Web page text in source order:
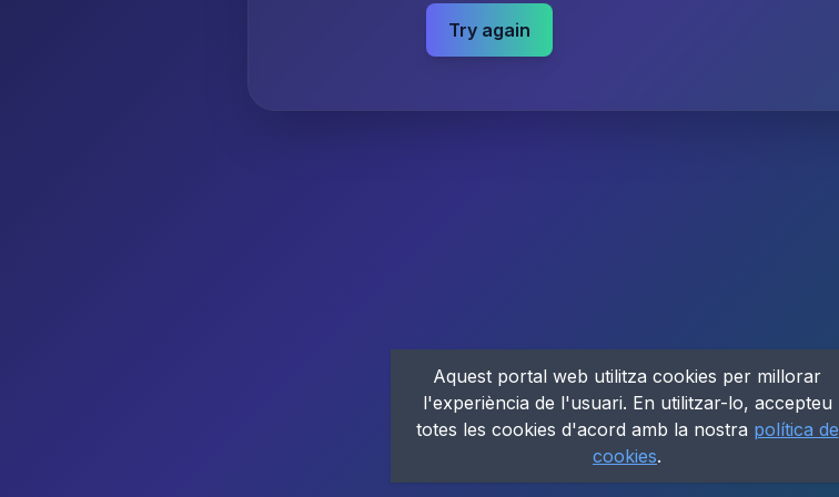
Try again
Aquest portal web utilitza cookies per millorar
l'experiència de l'usuari. En utilitzar-lo, accepteu
totes les cookies d'acord amb la nostra política de
cookies.